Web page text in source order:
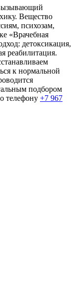
Вещество
психозам,
«Врачебная
детоксикация,
реабилитация.
к нормальной
подбором
телефону +7 967